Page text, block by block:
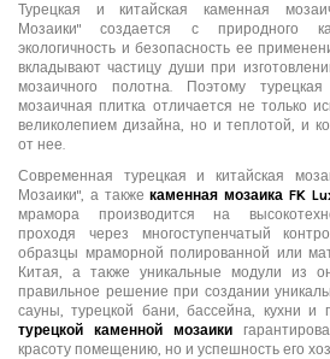
Турецкая и китайская каменная
Мозаики" создается с природного
экологичность и безопасность ее
вкладывают частицу души при
мозаичного полотна. Поэтому
мозаичная плитка отличается не только
великолепием дизайна, но и теплотой, и
от нее.
Современная турецкая и китайская
Мозаики", а такжекаменная мозаика FK
мрамора производится на
проходя через многоступенчатый
образцы мраморной полированной или
Китая, а также уникальные модули из
правильное решение при создании
сауны, турецкой бани, бассейна, кухни и
турецкой каменной мозаики
красоту помещению, но и успешность его